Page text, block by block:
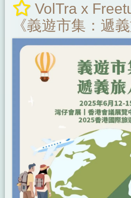
VolTra x
《義遊市集：遞義